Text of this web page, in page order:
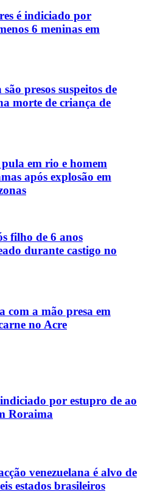
é indiciado por
6 meninas em
presos suspeitos de
morte de criança de
em rio e homem
após explosão em
filho de 6 anos
durante castigo no
com a mão presa em
no Acre
por estupro de ao
Roraima
venezuelana é alvo de
estados brasileiros